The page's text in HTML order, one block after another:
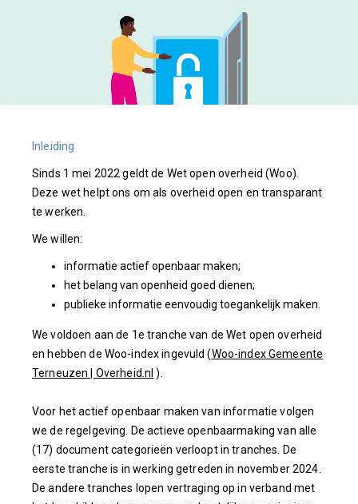
Inleiding
Sinds 1 mei 2022 geldt de Wet open overheid (Woo).
Deze wet helpt ons om als overheid open en transparant
te werken.
We willen:
informatie actief openbaar maken;
het belang van openheid goed dienen;
publieke informatie eenvoudig toegankelijk maken.
We voldoen aan de 1e tranche van de Wet open overheid
en hebben de Woo-index ingevuld (Woo-index Gemeente
Terneuzen | Overheid.nl ).
Voor het actief openbaar maken van informatie volgen
we de regelgeving. De actieve openbaarmaking van alle
(17) document categorieën verloopt in tranches. De
eerste tranche is in werking getreden in november 2024.
De andere tranches lopen vertraging op in verband met